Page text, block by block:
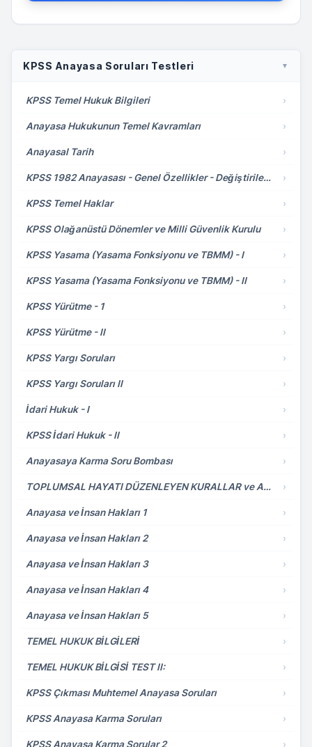
KPSS Anayasa Soruları Testleri ▼
KPSS Temel Hukuk Bilgileri ›
Anayasa Hukukunun Temel Kavramları ›
Anayasal Tarih ›
KPSS 1982 Anayasası - Genel Özellikler - Değiştirilemeyecek Hükümler ›
KPSS Temel Haklar ›
KPSS Olağanüstü Dönemler ve Milli Güvenlik Kurulu ›
KPSS Yasama (Yasama Fonksiyonu ve TBMM) - I ›
KPSS Yasama (Yasama Fonksiyonu ve TBMM) - II ›
KPSS Yürütme - 1 ›
KPSS Yürütme - II ›
KPSS Yargı Soruları ›
KPSS Yargı Soruları II ›
İdari Hukuk - I ›
KPSS İdari Hukuk - II ›
Anayasaya Karma Soru Bombası ›
TOPLUMSAL HAYATI DÜZENLEYEN KURALLAR ve ANAYASA HUKUKU ›
Anayasa ve İnsan Hakları 1 ›
Anayasa ve İnsan Hakları 2 ›
Anayasa ve İnsan Hakları 3 ›
Anayasa ve İnsan Hakları 4 ›
Anayasa ve İnsan Hakları 5 ›
TEMEL HUKUK BİLGİLERİ ›
TEMEL HUKUK BİLGİSİ TEST II: ›
KPSS Çıkması Muhtemel Anayasa Soruları ›
KPSS Anayasa Karma Soruları ›
KPSS Anayasa Karma Sorular 2 ›